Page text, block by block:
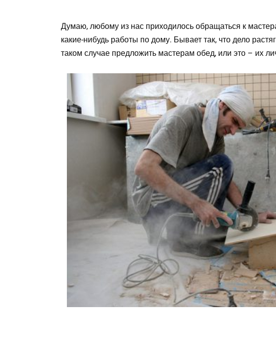
Думаю, любому из нас приходилось обращаться к
какие-нибудь работы по дому. Бывает так, что дело
таком случае предложить мастерам обед, или это – их